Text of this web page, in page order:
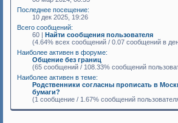
Последнее посещение:
10 дек 2025, 19:26
Всего сообщений:
60 | Найти сообщения пользователя
(4.64% всех сообщений / 0.07 сообщений в
Наиболее активен в форуме:
Общение без границ
(65 сообщений / 108.33% сообщений
Наиболее активен в теме:
Родственники согласны прописать в
бумаги?
(1 сообщение / 1.67% сообщений